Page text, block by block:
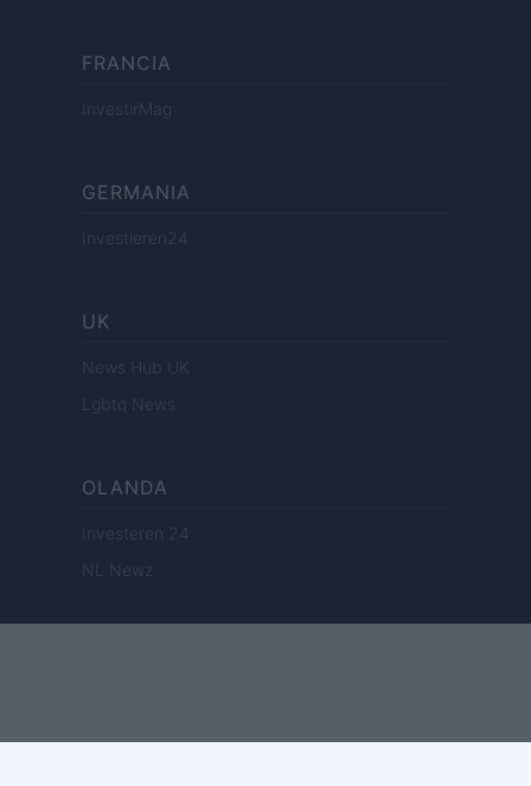
FRANCIA
InvestirMag
GERMANIA
Investieren24
UK
News Hub UK
Lgbtq News
OLANDA
Investeren 24
NL Newz